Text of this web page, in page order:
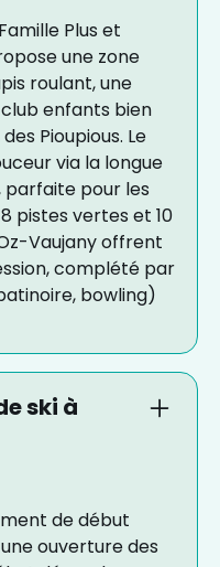
Plus et
une zone
roulant, une
enfants bien
Pioupious. Le
via la longue
parfaite pour les
pistes vertes et 10
Vaujany offrent
complété par
bowling)
ski à
de début
ouverture des